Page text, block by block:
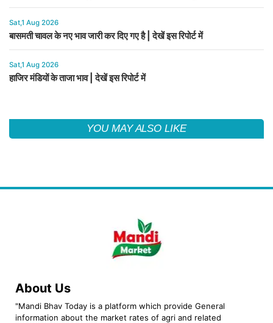
Sat,1 Aug 2026
बासमती चावल के नए भाव जारी कर दिए गए है | देखें इस रिपोर्ट में
Sat,1 Aug 2026
हाजिर मंडियों के ताजा भाव | देखें इस रिपोर्ट में
YOU MAY ALSO LIKE
About Us
"Mandi Bhav Today is a platform which provide General
information about the market rates of agri and related